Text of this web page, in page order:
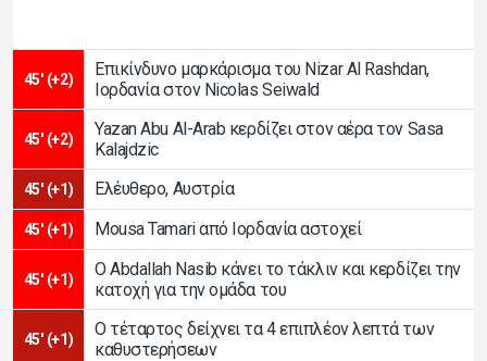
45' (+2)
Επικίνδυνο μαρκάρισμα του Nizar Al Rashdan,
Ιορδανία στον Nicolas Seiwald
45' (+2)
Yazan Abu Al-Arab κερδίζει στον αέρα τον Sasa
Kalajdzic
45' (+1) Ελέυθερο, Αυστρία
45' (+1) Mousa Tamari από Ιορδανία αστοχεί
45' (+1)
Ο Abdallah Nasib κάνει το τάκλιν και κερδίζει την
κατοχή για την ομάδα του
45' (+1)
Ο τέταρτος δείχνει τα 4 επιπλέον λεπτά των
καθυστερήσεων